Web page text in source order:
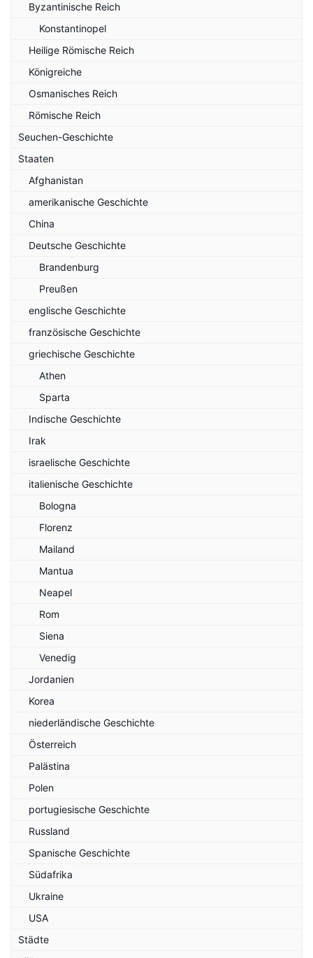
Byzantinische Reich
Konstantinopel
Heilige Römische Reich
Königreiche
Osmanisches Reich
Römische Reich
Seuchen-Geschichte
Staaten
Afghanistan
amerikanische Geschichte
China
Deutsche Geschichte
Brandenburg
Preußen
englische Geschichte
französische Geschichte
griechische Geschichte
Athen
Sparta
Indische Geschichte
Irak
israelische Geschichte
italienische Geschichte
Bologna
Florenz
Mailand
Mantua
Neapel
Rom
Siena
Venedig
Jordanien
Korea
niederländische Geschichte
Österreich
Palästina
Polen
portugiesische Geschichte
Russland
Spanische Geschichte
Südafrika
Ukraine
USA
Städte